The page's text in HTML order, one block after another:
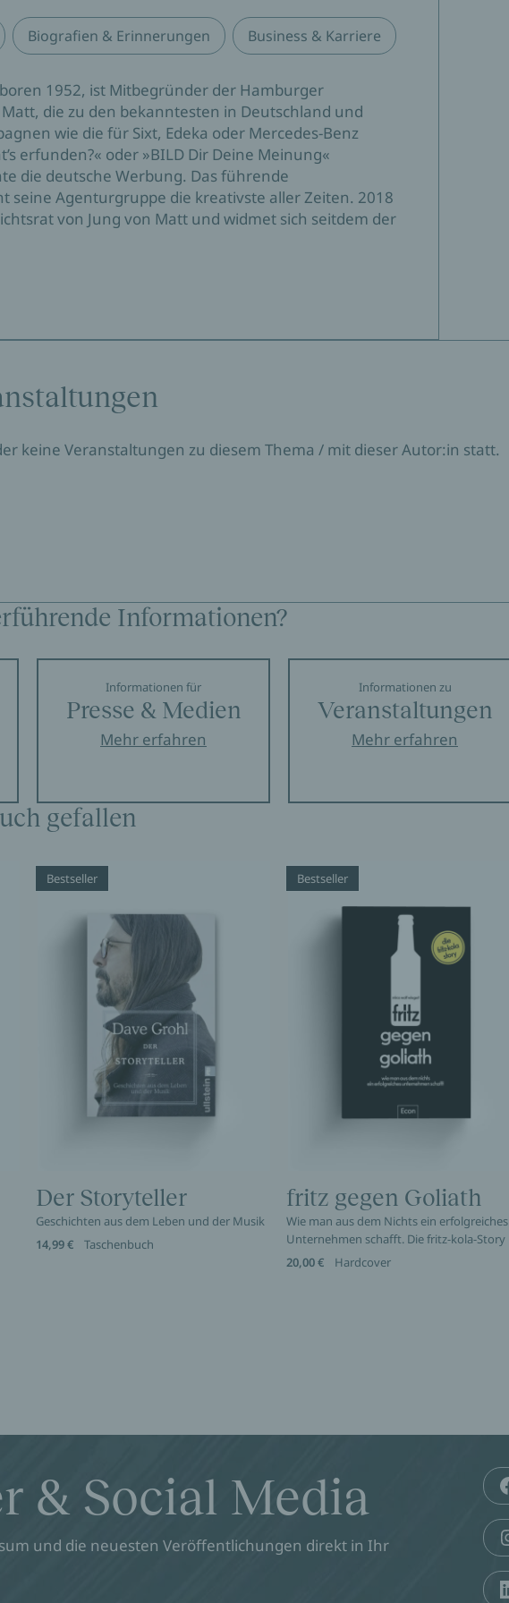
Biografien & Erinnerungen Business & Karriere
1952, ist Mitbegründer der Hamburger
die zu den bekanntesten in Deutschland und
wie die für Sixt, Edeka oder Mercedes-Benz
erfunden?« oder »BILD Dir Deine Meinung«
die deutsche Werbung. Das führende
seine Agenturgruppe die kreativste aller Zeiten. 2018
von Jung von Matt und widmet sich seitdem der
keine Veranstaltungen zu diesem Thema / mit dieser Autor:in statt.
Informationen?
Informationen für
Presse & Medien
Mehr erfahren
Informationen zu
Veranstaltungen
Mehr erfahren
gefallen
Bestseller
Der Storyteller
Geschichten aus dem Leben und der Musik
14,99 €
Taschenbuch
Bestseller
fritz gegen Goliath
Wie man aus dem Nichts ein erfolgreiches
Unternehmen schafft. Die fritz-kola-Story
20,00 €
Hardcover
& Social Media
und die neuesten Veröffentlichungen direkt in Ihr